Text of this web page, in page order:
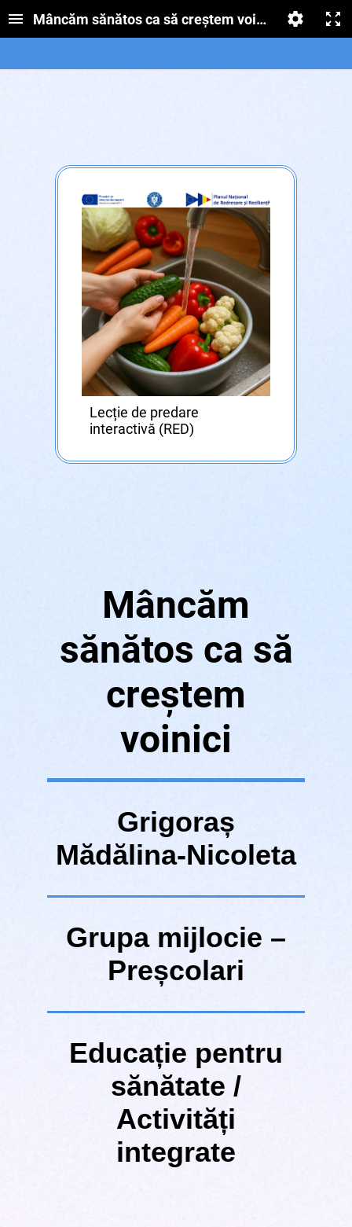
Mâncăm sănătos ca să creștem voinici
Lecție de predare
interactivă (RED)
Mâncăm
sănătos ca să
creștem
voinici
Grigoraș
Mădălina-Nicoleta
Grupamijlocie –
Preșcolari
Educație pentru
sănătate /
Activități
integrate